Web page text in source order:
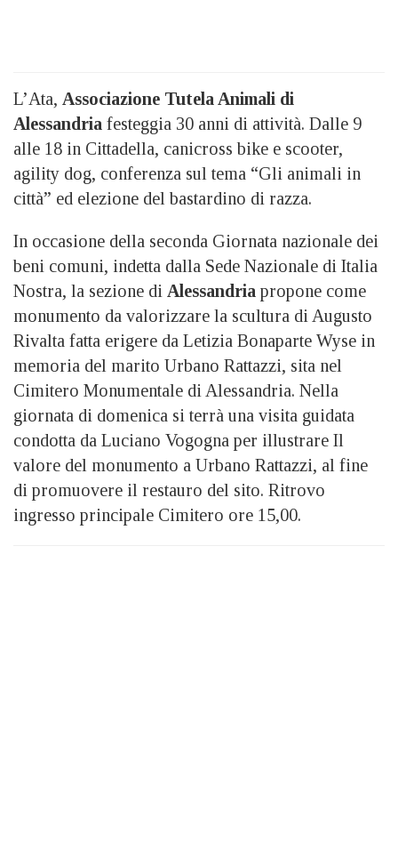
L’Ata, Associazione Tutela Animali di
Alessandria festeggia 30 anni di attività. Dalle 9
alle 18 in Cittadella, canicross bike e scooter,
agility dog, conferenza sul tema “Gli animali in
città” ed elezione del bastardino di razza.
In occasione della seconda Giornata nazionale dei
beni comuni, indetta dalla Sede Nazionale di Italia
Nostra, la sezione di Alessandria propone come
monumento da valorizzare la scultura di Augusto
Rivalta fatta erigere da Letizia Bonaparte Wyse in
memoria del marito Urbano Rattazzi, sita nel
Cimitero Monumentale di Alessandria. Nella
giornata di domenica si terrà una visita guidata
condotta da Luciano Vogogna per illustrare Il
valore del monumento a Urbano Rattazzi, al fine
di promuovere il restauro del sito. Ritrovo
ingresso principale Cimitero ore 15,00.